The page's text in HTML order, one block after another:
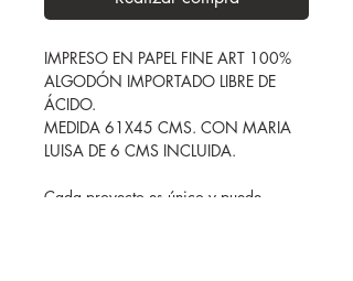
IMPRESO EN PAPEL FINE ART 100%
ALGODÓN IMPORTADO LIBRE DE
ÁCIDO.
MEDIDA 61X45 CMS. CON MARIA
LUISA DE 6 CMS INCLUIDA.
Cada proyecto es único y puede